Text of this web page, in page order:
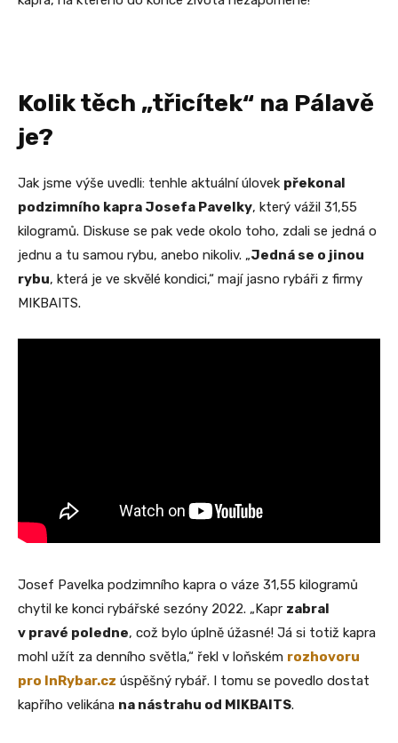
Kolik těch „třicítek“ na Pálavě
je?
Jak jsme výše uvedli: tenhle aktuální úlovek překonal
podzimního kapra Josefa Pavelky, který vážil 31,55
kilogramů. Diskuse se pak vede okolo toho, zdali se jedná o
jednu a tu samou rybu, anebo nikoliv. „Jedná se o jinou
rybu, která je ve skvělé kondici,“ mají jasno rybáři z firmy
MIKBAITS.
Josef Pavelka podzimního kapra o váze 31,55 kilogramů
chytil ke konci rybářské sezóny 2022. „Kapr zabral
v pravé poledne, což bylo úplně úžasné! Já si totiž kapra
mohl užít za denního světla,“ řekl v loňském rozhovoru
pro InRybar.cz úspěšný rybář. I tomu se povedlo dostat
kapřího velikána na nástrahu od MIKBAITS.